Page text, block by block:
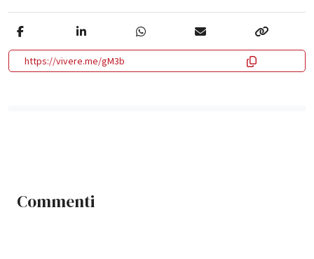
https://vivere.me/gM3b
Commenti